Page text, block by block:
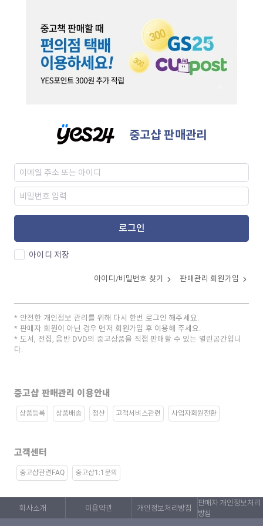
중고샵 판매관리
로그인
아이디 저장
아이디/비밀번호 찾기 판매관리 회원가입
안전한 개인정보 관리를 위해 다시 한번 로그인 해주세요.
판매자 회원이 아닌 경우 먼저 회원가입 후 이용해 주세요.
도서, 전집, 음반 DVD의 중고상품을 직접 판매할 수 있는 열린공간입니
다.
중고샵 판매관리 이용안내
상품등록 상품배송 정산 고객서비스관련 사업자회원전환
고객센터
중고샵관련FAQ 중고샵1:1문의
회사소개 이용약관 개인정보처리방침
판매자 개인정보처리
방침